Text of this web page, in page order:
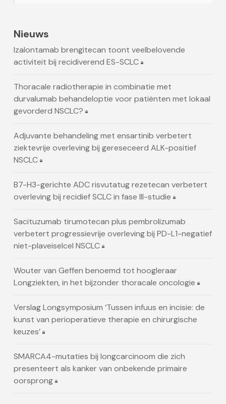
Nieuws
Izalontamab brengitecan toont veelbelovende
activiteit bij recidiverend ES-SCLC
Thoracale radiotherapie in combinatie met
durvalumab behandeloptie voor patiënten met lokaal
gevorderd NSCLC?
Adjuvante behandeling met ensartinib verbetert
ziektevrije overleving bij gereseceerd ALK-positief
NSCLC
B7-H3-gerichte ADC risvutatug rezetecan verbetert
overleving bij recidief SCLC in fase III-studie
Sacituzumab tirumotecan plus pembrolizumab
verbetert progressievrije overleving bij PD-L1-negatief
niet-plaveiselcel NSCLC
Wouter van Geffen benoemd tot hoogleraar
Longziekten, in het bijzonder thoracale oncologie
Verslag Longsymposium ‘Tussen infuus en incisie: de
kunst van perioperatieve therapie en chirurgische
keuzes’
SMARCA4-mutaties bij longcarcinoom die zich
presenteert als kanker van onbekende primaire
oorsprong